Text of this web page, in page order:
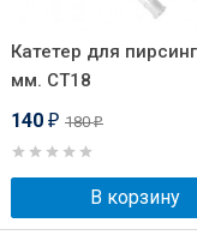
Катетер для
мм. СT18
140 ₽ 180₽
В корзину